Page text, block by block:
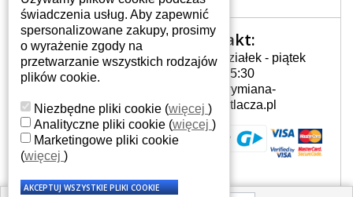
czy wyświetlanie innych liter oraz
dublowanie tych samych znaków. W
przypadku podlicia klawisze nie
powrócą do pierwotnej pozycji. Albo
też uszkodzenie mechaniczne, np.
JAK TO DZIAŁA?
Klawiatura składa się z kilku
warstw folii, z których przewodzą
przewodzące warstwy.
Twoje konto
Twoje konto
Dane osobowe
Adresy
Historia zamówień
Kontakt:
Poniedziałek - piątek
7:00 - 15:30
info@wymiana-
wyswietlacza.pl
świadczenia usług. Aby zapewnić
spersonalizowane zakupy, prosimy
o wyrażenie zgody na
przetwarzanie wszystkich rodzajów
plików cookie.
Niezbędne pliki cookie (więcej )
Analityczne pliki cookie (więcej )
Marketingowe pliki cookie
(więcej )